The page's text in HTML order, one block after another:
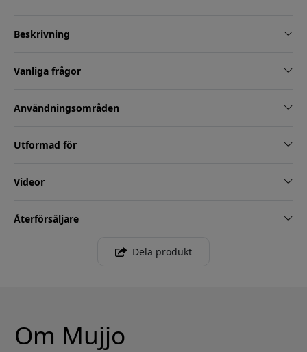
Beskrivning
Vanliga frågor
Användningsområden
Utformad för
Videor
Återförsäljare
Dela produkt
Om Mujjo